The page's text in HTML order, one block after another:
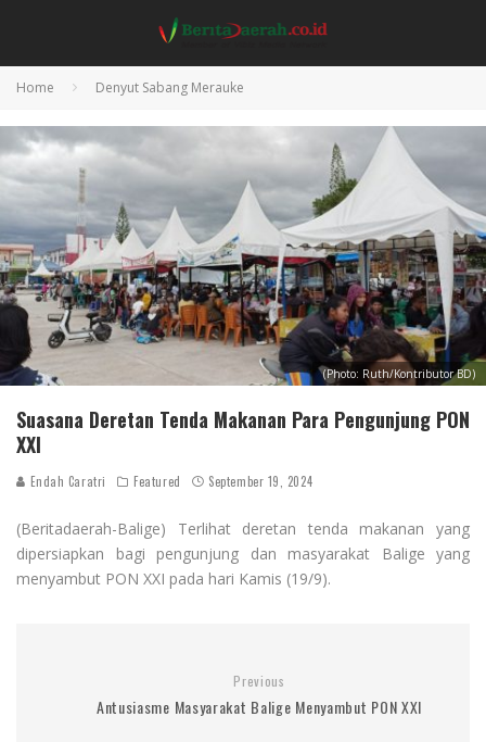
Home Denyut Sabang Merauke
(Photo: Ruth/Kontributor BD)
Suasana Deretan Tenda Makanan Para Pengunjung PON
XXI
Endah Caratri Featured September 19, 2024
(Beritadaerah-Balige) Terlihat deretan tenda makanan yang
dipersiapkan bagi pengunjung dan masyarakat Balige yang
menyambut PON XXI pada hari Kamis (19/9).
Previous
Antusiasme Masyarakat Balige Menyambut PON XXI